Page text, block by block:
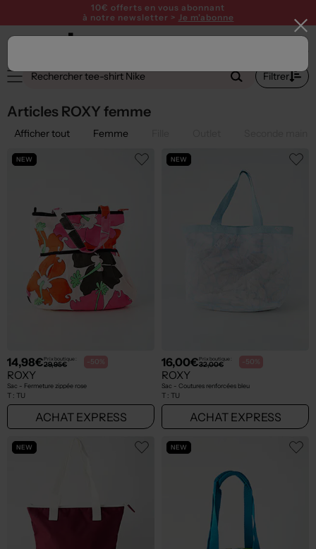
10€ offerts en vous abonnant
à notre newsletter > Je m'abonne
Filtrer
Articles ROXY femme
Afficher tout Femme
NEW
14,98€Prix boutique :
29,95€ -50%
ROXY
Sac - Fermeture zippée rose
T : TU
ACHAT EXPRESS
NEW
16,00€Prix boutique :
32,00€ -50%
ROXY
Sac - Coutures renforcées bleu
T : TU
ACHAT EXPRESS
NEW NEW